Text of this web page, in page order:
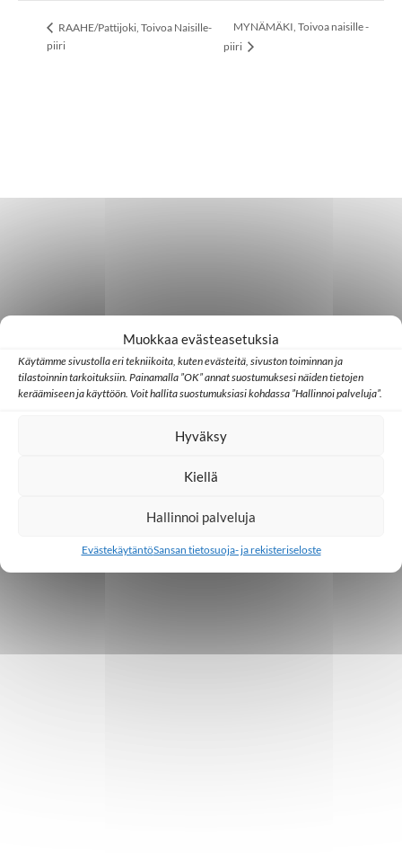
Muokkaa evästeasetuksia
Käytämme sivustolla eri tekniikoita, kuten evästeitä, sivuston toiminnan ja
tilastoinnin tarkoituksiin. Painamalla ”OK” annat suostumuksesi näiden tietojen
keräämiseen ja käyttöön. Voit hallita suostumuksiasi kohdassa ”Hallinnoi palveluja”.
Hyväksy
Kiellä
Hallinnoi palveluja
EvästekäytäntöSansan tietosuoja- ja rekisteriseloste
RAAHE/Pattijoki, Toivoa Naisille-
piiri
MYNÄMÄKI, Toivoa naisille -
piiri